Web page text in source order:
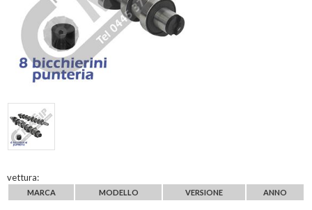
vettura:
MARCA MODELLO VERSIONE ANNO